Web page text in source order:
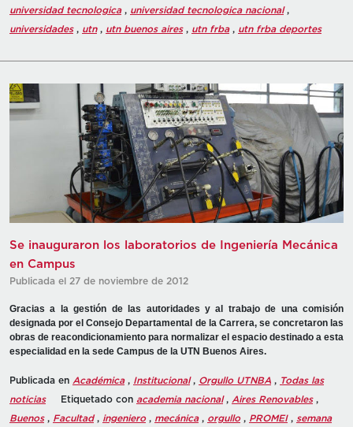
universidad tecnologica, universidad tecnologica nacional,
universidades, utn, utn buenos aires, utn frba, utn frba deportes
Se inauguraron los laboratorios de Ingeniería Mecánica
en Campus
Publicada el 27 de noviembre de 2012
Gracias a la gestión de las autoridades y al trabajo de una comisión
designada por el Consejo Departamental de la Carrera, se concretaron las
obras de reacondicionamiento para normalizar el espacio destinado a esta
especialidad en la sede Campus de la UTN Buenos Aires.
Publicada en Académica, Institucional, Orgullo UTNBA , Todas las
noticias
Etiquetado con academia nacional, Aires Renovables,
Buenos, Facultad, ingeniero, mecánica, orgullo, PROMEI, semana